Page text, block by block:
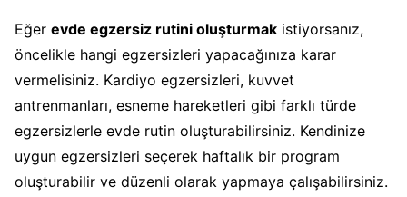
Eğer evde egzersiz rutini oluşturmak istiyorsanız,
öncelikle hangi egzersizleri yapacağınıza karar
vermelisiniz. Kardiyo egzersizleri, kuvvet
antrenmanları, esneme hareketleri gibi farklı türde
egzersizlerle evde rutin oluşturabilirsiniz. Kendinize
uygun egzersizleri seçerek haftalık bir program
oluşturabilir ve düzenli olarak yapmaya çalışabilirsiniz.